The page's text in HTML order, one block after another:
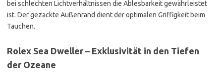
bei schlechten Lichtverhältnissen die Ablesbarkeit gewährleistet
ist. Der gezackte Außenrand dient der optimalen Griffigkeit beim
Tauchen.
Rolex Sea Dweller – Exklusivität in den Tiefen
der Ozeane